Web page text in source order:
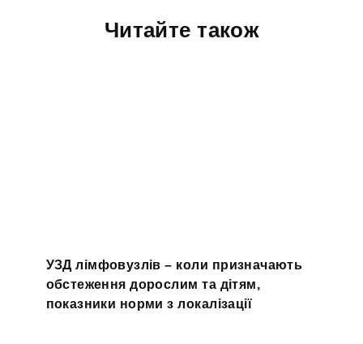
Читайте також
УЗД лімфовузлів – коли призначають
обстеження дорослим та дітям,
показники норми з локалізації